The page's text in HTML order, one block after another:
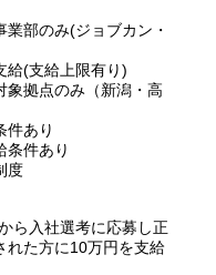
業部のみ(ジョブカン・
給(支給上限有り)
象拠点のみ（新潟・高
件あり
条件あり
度
ら入社選考に応募し正
れた方に10万円を支給